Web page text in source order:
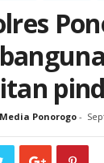
Ponorogo-